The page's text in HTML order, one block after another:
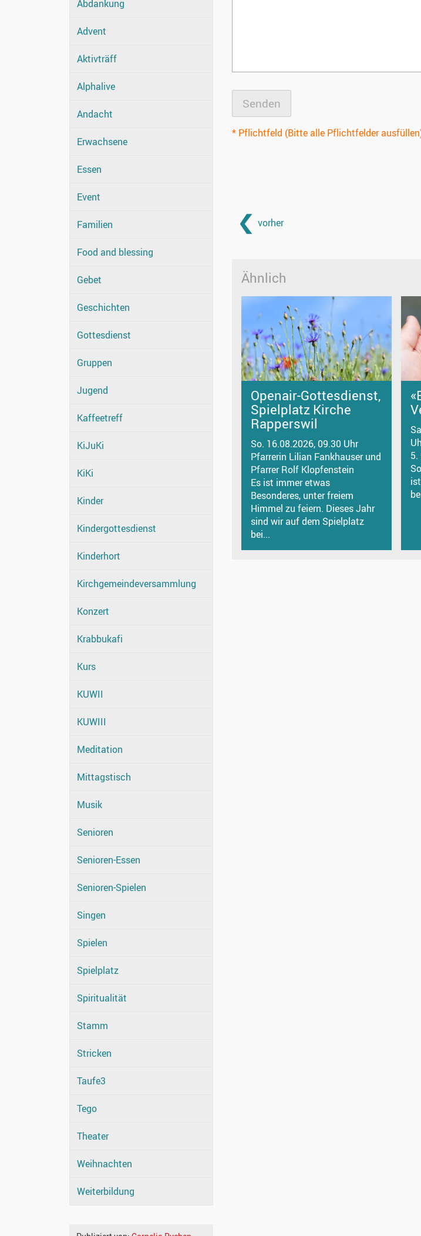
Abdankung
Advent
Aktivträff
Alphalive
Andacht
Erwachsene
Essen
Event
Familien
Food and blessing
Gebet
Geschichten
Gottesdienst
Gruppen
Jugend
Kaffeetreff
KiJuKi
KiKi
Kinder
Kindergottesdienst
Kinderhort
Kirchgemeindeversammlung
Konzert
Krabbukafi
Kurs
KUWII
KUWIII
Meditation
Mittagstisch
Musik
Senioren
Senioren-Essen
Senioren-Spielen
Singen
Spielen
Spielplatz
Spiritualität
Stamm
Stricken
Taufe3
Tego
Theater
Weihnachten
Weiterbildung
* Pflichtfeld (Bitte alle Pflichtfelder
vorher
Ähnlich
Openair-Gottesdienst,
Spielplatz Kirche
Rapperswil
So. 16.08.2026, 09.30 Uhr
Pfarrerin Lilian Fankhauser und
Pfarrer Rolf Klopfenstein
Es ist immer etwas
Besonderes, unter freiem
Himmel zu feiern. Dieses Jahr
sind wir auf dem Spielplatz
bei...
5.